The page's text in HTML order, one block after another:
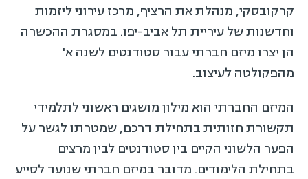
קרקובסקי, מנהלת את הרציף, מרכז עירוני ליזמות
וחדשנות של עיריית תל אביב-יפו. במסגרת ההכשרה
הן יצרו מיזם חברתי עבור סטודנטים לשנה א'
מהפקולטה לעיצוב.
המיזם החברתי הוא מילון מושגים ראשוני לתלמידי
תקשורת חזותית בתחילת דרכם, שמטרתו לגשר על
הפער הלשוני הקיים בין סטודנטים לבין מרצים
בתחילת הלימודים. מדובר במיזם חברתי שנועד לסייע